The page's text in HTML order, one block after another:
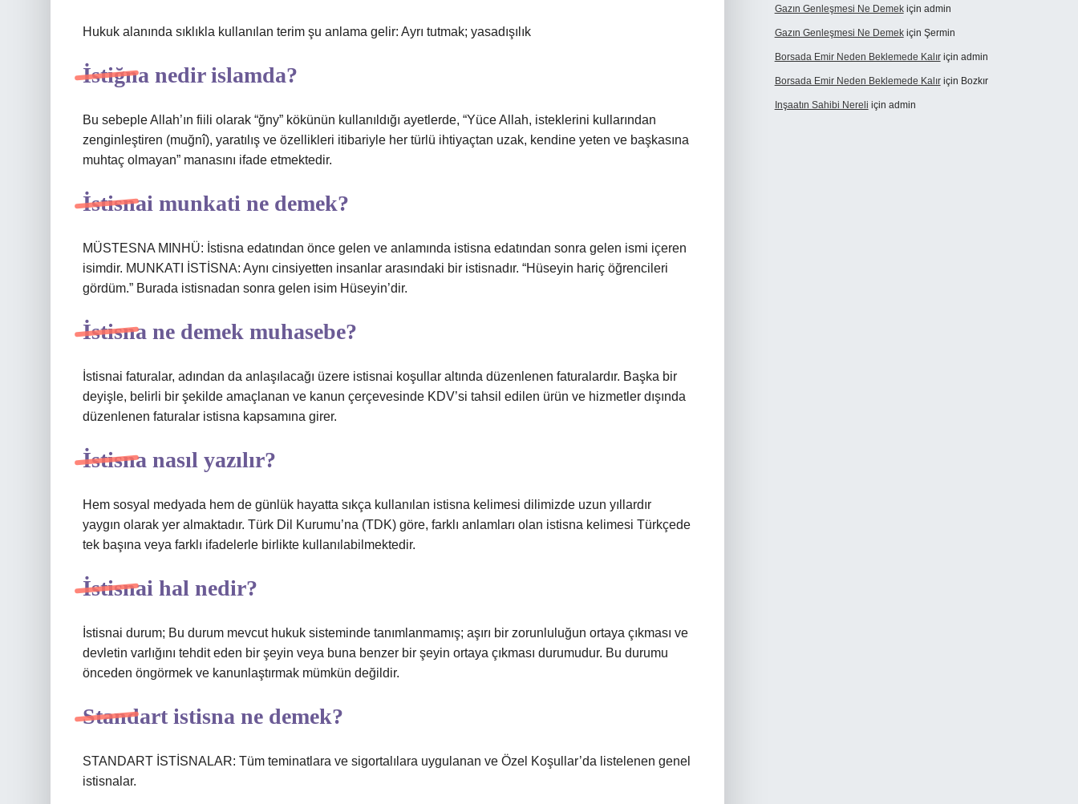
Hukuk alanında sıklıkla kullanılan terim şu anlama gelir: Ayrı tutmak; yasadışılık
İstiğna nedir islamda?
Bu sebeple Allah’ın fiili olarak “ğny” kökünün kullanıldığı ayetlerde, “Yüce Allah, isteklerini kullarından
zenginleştiren (muğnî), yaratılış ve özellikleri itibariyle her türlü ihtiyaçtan uzak, kendine yeten ve başkasına
muhtaç olmayan” manasını ifade etmektedir.
İstisnai munkati ne demek?
MÜSTESNA MINHÜ: İstisna edatından önce gelen ve anlamında istisna edatından sonra gelen ismi içeren
isimdir. MUNKATI İSTİSNA: Aynı cinsiyetten insanlar arasındaki bir istisnadır. “Hüseyin hariç öğrencileri
gördüm.” Burada istisnadan sonra gelen isim Hüseyin’dir.
İstisna ne demek muhasebe?
İstisnai faturalar, adından da anlaşılacağı üzere istisnai koşullar altında düzenlenen faturalardır. Başka bir
deyişle, belirli bir şekilde amaçlanan ve kanun çerçevesinde KDV’si tahsil edilen ürün ve hizmetler dışında
düzenlenen faturalar istisna kapsamına girer.
İstisna nasıl yazılır?
Hem sosyal medyada hem de günlük hayatta sıkça kullanılan istisna kelimesi dilimizde uzun yıllardır
yaygın olarak yer almaktadır. Türk Dil Kurumu’na (TDK) göre, farklı anlamları olan istisna kelimesi Türkçede
tek başına veya farklı ifadelerle birlikte kullanılabilmektedir.
İstisnai hal nedir?
İstisnai durum; Bu durum mevcut hukuk sisteminde tanımlanmamış; aşırı bir zorunluluğun ortaya çıkması ve
devletin varlığını tehdit eden bir şeyin veya buna benzer bir şeyin ortaya çıkması durumudur. Bu durumu
önceden öngörmek ve kanunlaştırmak mümkün değildir.
Standart istisna ne demek?
STANDART İSTİSNALAR: Tüm teminatlara ve sigortalılara uygulanan ve Özel Koşullar’da listelenen genel
istisnalar.
Gazın Genleşmesi Ne Demekiçin admin
Gazın Genleşmesi Ne Demekiçin Şermin
Borsada Emir Neden Beklemede Kalıriçin admin
Borsada Emir Neden Beklemede Kalıriçin Bozkır
Inşaatın Sahibi Nereli için admin